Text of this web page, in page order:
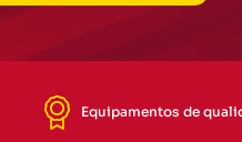
Equipamentos de